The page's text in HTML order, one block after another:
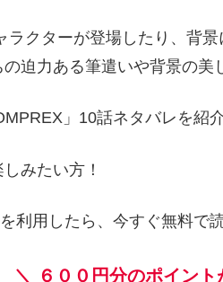
ラクターが登場したり、背
迫力ある筆遣いや背景の美
」10話ネタバレを紹介
みたい方！
利用したら、今すぐ無料で
＼ ６００円分のポイント